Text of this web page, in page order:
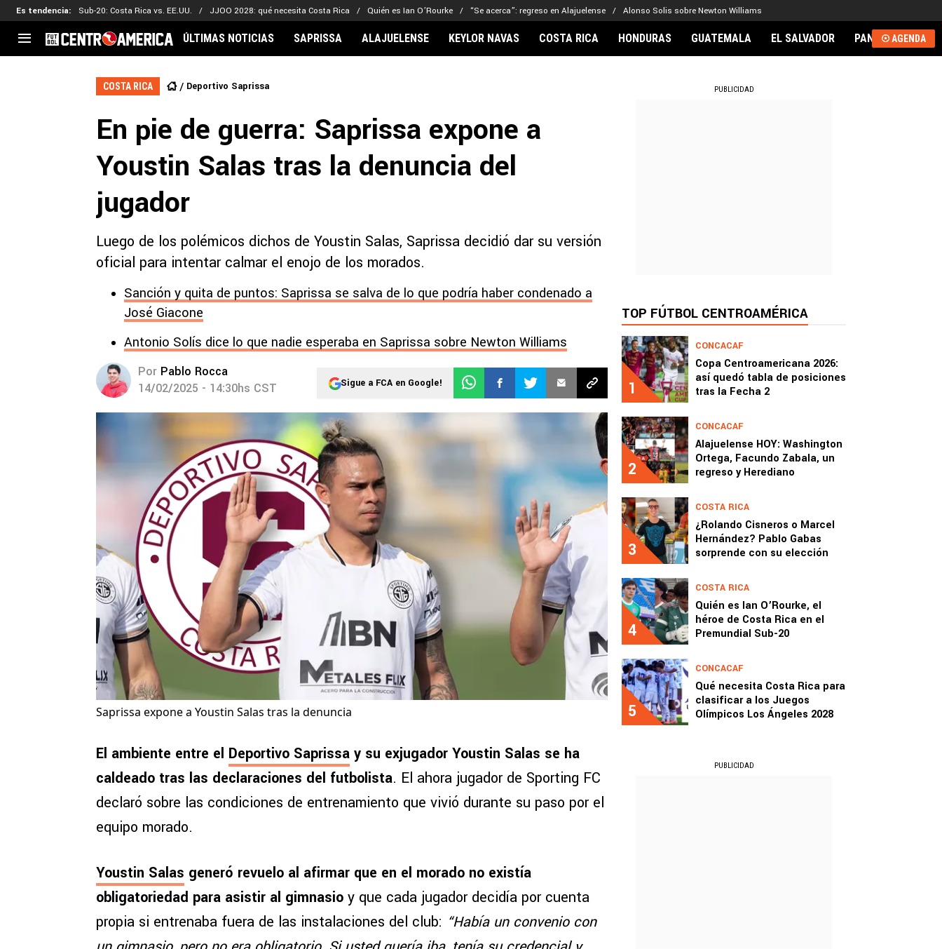
Es tendencia: Sub-20: Costa Rica vs. EE.UU. JJOO 2028: qué necesita Costa Rica Quién es Ian O’Rourke “Se acerca”: regreso en Alajuelense Alonso Solis sobre Newton Williams
CENTROAMÉRICA
CONCACAF
Liga de Naciones
Copa de Campeones
MLS
Kervin Arriaga
Adalberto Carrasquilla
Nathaniel Méndez-Laing
Alajuelense
Herediano
Comunicaciones
Real Estelí
ÚLTIMAS NOTICIAS SAPRISSA ALAJUELENSE KEYLOR NAVAS COSTA RICA HONDURAS GUATEMALA EL SALVADOR PANAMÁAGENDA
COSTA RICA Deportivo Saprissa
En pie de guerra: Saprissa expone a
Youstin Salas tras la denuncia del
jugador
Luego de los polémicos dichos de Youstin Salas, Saprissa decidió dar su versión
oficial para intentar calmar el enojo de los morados.
Sanción y quita de puntos: Saprissa se salva de lo que podría haber condenado a
José Giacone
Antonio Solís dice lo que nadie esperaba en Saprissa sobre Newton Williams
Por Pablo Rocca
14/02/2025 - 14:30hs CST
Sigue a FCA en Google!
Saprissa expone a Youstin Salas tras la denuncia
El ambiente entre el Deportivo Saprissa y su exjugador Youstin Salas se ha
caldeado tras las declaraciones del futbolista. El ahora jugador de Sporting FC
declaró sobre las condiciones de entrenamiento que vivió durante su paso por el
equipo morado.
Youstin Salas generó revuelo al afirmar que en el morado no existía
obligatoriedad para asistir al gimnasio y que cada jugador decidía por cuenta
propia si entrenaba fuera de las instalaciones del club: “Había un convenio con
PUBLICIDAD
TOP FÚTBOL CENTROAMÉRICA
1
CONCACAF
Copa Centroamericana 2026:
así quedó tabla de posiciones
tras la Fecha 2
2
CONCACAF
Alajuelense HOY: Washington
Ortega, Facundo Zabala, un
regreso y Herediano
3
COSTA RICA
¿Rolando Cisneros o Marcel
Hernández? Pablo Gabas
sorprende con su elección
4
COSTA RICA
Quién es Ian O’Rourke, el
héroe de Costa Rica en el
Premundial Sub-20
5
CONCACAF
Qué necesita Costa Rica para
clasificar a los Juegos
Olímpicos Los Ángeles 2028
PUBLICIDAD